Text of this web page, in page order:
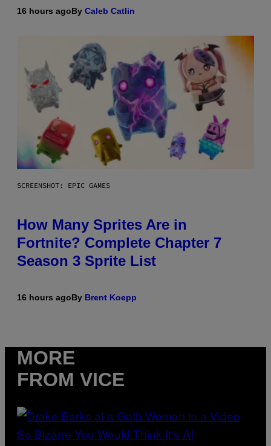
16 hours agoBy Caleb Catlin
SCREENSHOT: EPIC GAMES
How Many Sprites Are in
Fortnite? Complete Chapter 7
Season 3 Sprite List
16 hours agoBy Brent Koepp
MORE
FROM VICE